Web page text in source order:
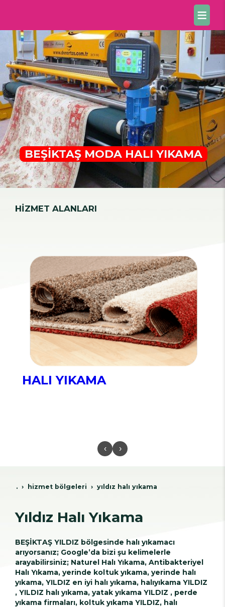
BEŞİKTAŞ MODA HALI YIKAMA
HİZMET ALANLARI
HALI YIKAMA
‹ ›
. hi̇zmet bölgeleri̇ yıldız halı yıkama
Yıldız Halı Yıkama
BEŞİKTAŞ YILDIZ bölgesinde halı yıkamacı
arıyorsanız; Google’da bizi şu kelimelerle
arayabilirsiniz; Naturel Halı Yıkama, Antibakteriyel
Halı Yıkama, yerinde koltuk yıkama, yerinde halı
yıkama, YILDIZ en iyi halı yıkama, halıyıkama YILDIZ
, YILDIZ halı yıkama, yatak yıkama YILDIZ , perde
yıkama firmaları, koltuk yıkama YILDIZ, halı